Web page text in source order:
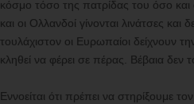
κόσμο τόσο της πατρίδας του όσο και
και οι Ολλανδοί γίνονται λινάτσες
τουλάχιστον οι Ευρωπαίοι δείχνουν
κληθεί να φέρει σε πέρας. Βέβαια δεν
Εννοείται ότι πρέπει να στηρίξουμε